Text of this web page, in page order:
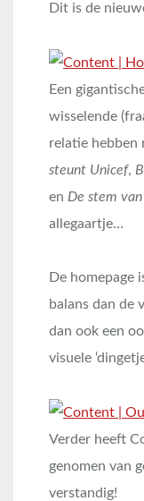
Dit is de
Een
wisselende
relatie hebben
steunt Unicef,
en De stem
allegaartje…
De homepage
balans dan de
dan ook een
visuele
Verder heeft
genomen van
verstandig!